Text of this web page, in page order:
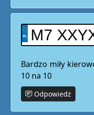
M7
Bardzo miły
10 na 10
Odpowiedz